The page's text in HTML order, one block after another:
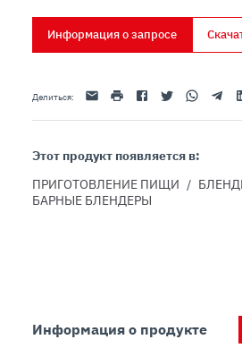
стали, легко разбирается;
- предохранительный
крышке стакана;
Информация о запросе
Делиться: Эл. адресРаспечататьFacebookTwitterWhatsapp
Этот продукт появляется в:
ПРИГОТОВЛЕНИЕ ПИЩИ /
БАРНЫЕ БЛЕНДЕРЫ
Информация о продукте